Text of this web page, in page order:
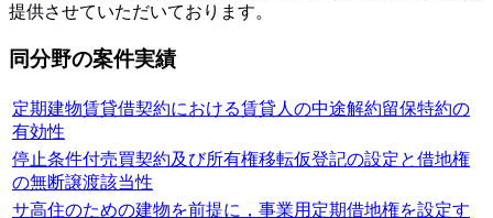
提供させていただいております。
同分野の案件実績
定期建物賃貸借契約における賃貸人の中途解約留保特約の
有効性
停止条件付売買契約及び所有権移転仮登記の設定と借地権
の無断譲渡該当性
サ高住のための建物を前提に，事業用定期借地権を設定す